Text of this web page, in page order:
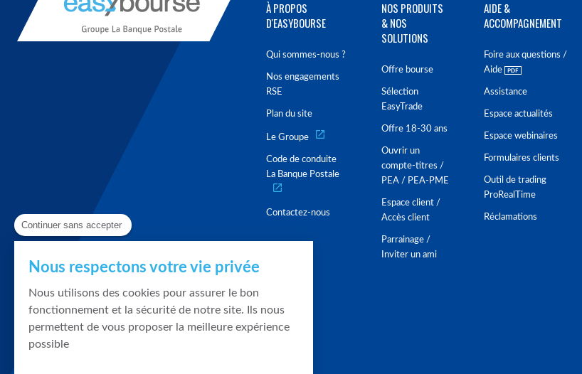
À PROPOS
D'EASYBOURSE
Qui sommes-nous ?
Nos engagements
RSE
Plan du site
Le Groupe
Code de conduite
La Banque Postale
Contactez-nous
NOS PRODUITS
& NOS
SOLUTIONS
Offre bourse
Sélection
EasyTrade
Offre 18-30 ans
Ouvrir un
compte-titres /
PEA / PEA-PME
Espace client /
Accès client
Parrainage /
Inviter un ami
AIDE &
ACCOMPAGNEMENT
Foire aux questions /
Aide
Assistance
Espace actualités
Espace webinaires
Formulaires clients
Outil de trading
ProRealTime
Réclamations
Continuer sans accepter
Nous respectons votre vie privée
Nous utilisons des cookies pour assurer le bon
fonctionnement et la sécurité de notre site. Ils nous
permettent de vous proposer la meilleure expérience
possible